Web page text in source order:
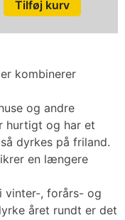
kombinerer
og andre
hurtigt og har et
dyrkes på friland.
en længere
vinter-, forårs- og
året rundt er det